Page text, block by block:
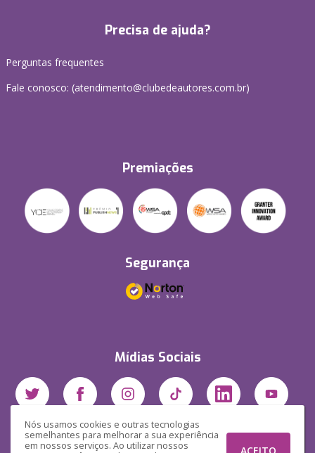
Nós usamos cookies e outras tecnologias
semelhantes para melhorar a sua experiência
em nossos serviços. Ao utilizar nossos
Precisa de ajuda?
Perguntas frequentes
Fale conosco: (atendimento@clubedeautores.com.br)
Premiações
Segurança
Mídias Sociais